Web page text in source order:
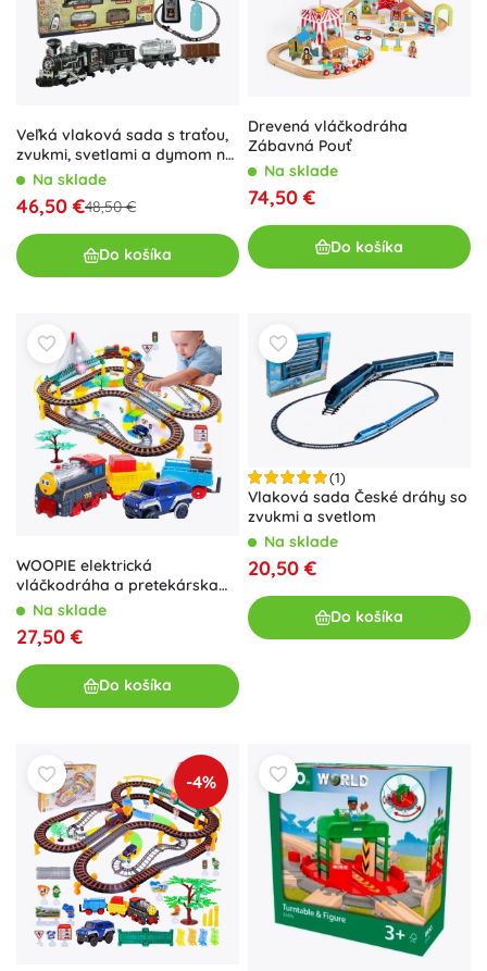
Veľká vlaková sada s traťou,
zvukmi, svetlami a dymom na
diaľkové ovládanie
Na sklade
46,50 €48,50 €
Do košíka
Drevená vláčkodráha
Zábavná Pouť
Na sklade
74,50 €
Do košíka
WOOPIE elektrická
vláčkodráha a pretekárska
dráha 2v1 s viaduktom,
Na sklade
27,50 €
Do košíka
(1)
Vlaková sada České dráhy so
zvukmi a svetlom
Na sklade
20,50 €
Do košíka
-4%